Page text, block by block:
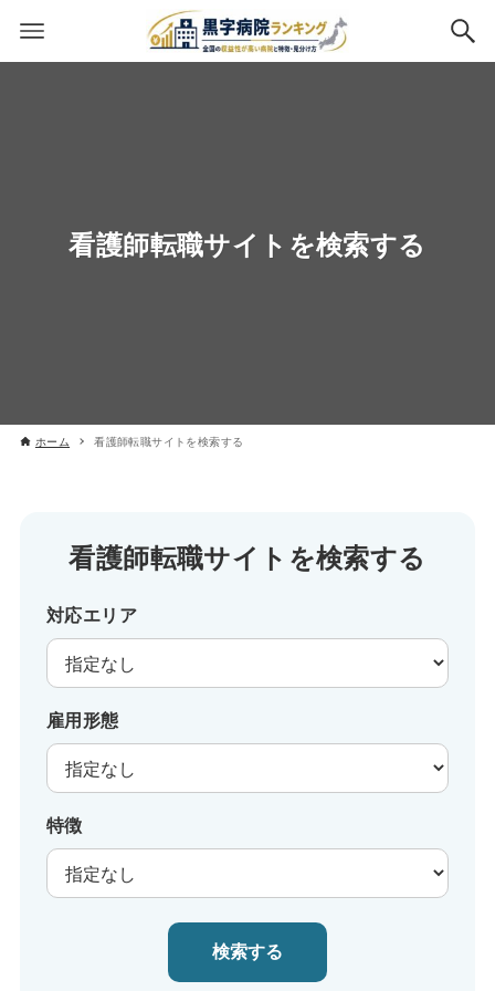
看護師転職サイトを検索する
ホーム 看護師転職サイトを検索する
看護師転職サイトを検索する
対応エリア
雇用形態
特徴
検索する